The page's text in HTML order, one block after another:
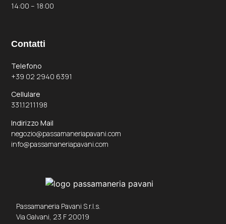
Passamaneria Pavani S.r.l.s.
Via Galvani, 23 F 20019
Contatti
Telefono
+39 02 2940 6391
Cellulare
331.1211198
Indirizzo Mail
negozio@passamaneriapavani.com
info@passamaneriapavani.com
14:00 – 18:00